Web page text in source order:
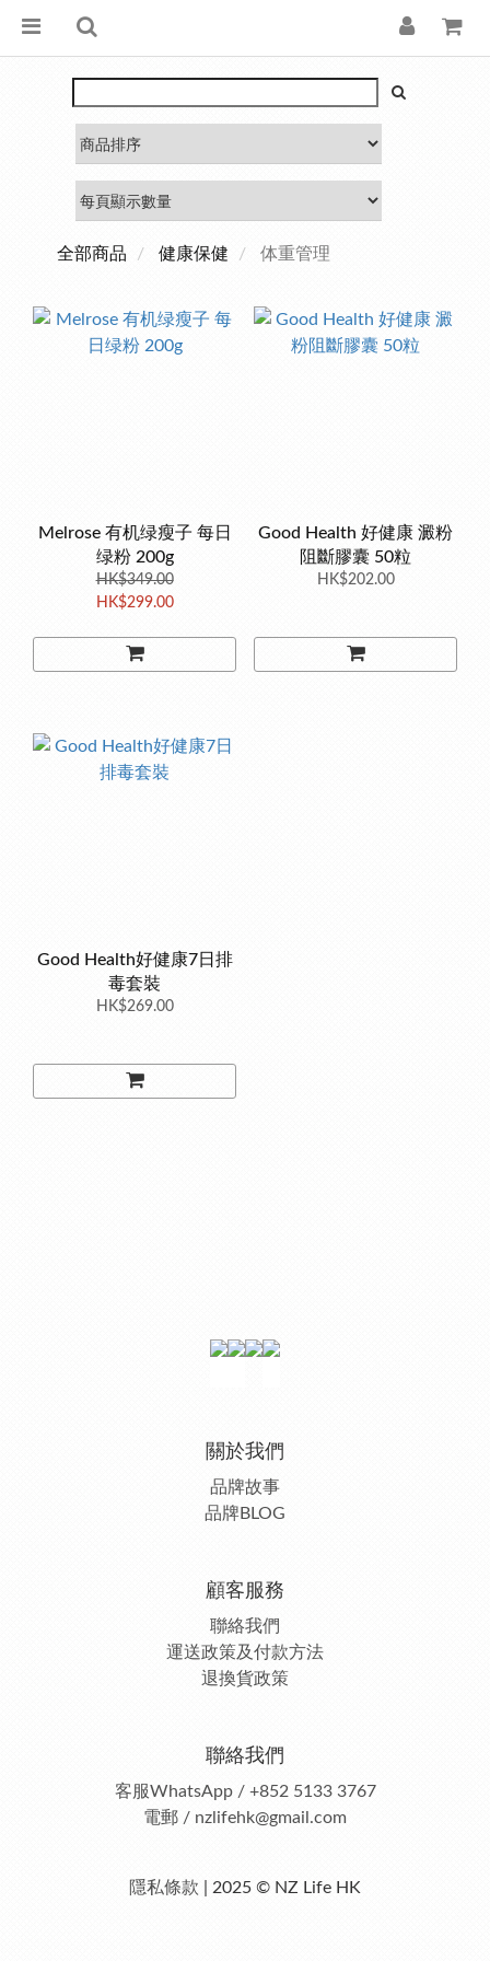
全部商品 健康保健 体重管理
Melrose 有机绿瘦子 每日
绿粉 200g
HK$349.00
HK$299.00
Good Health 好健康 澱粉
阻斷膠囊 50粒
HK$202.00
Good Health好健康7日排
毒套裝
HK$269.00
關於我們
品牌故事
品牌BLOG
顧客服務
聯絡我們
運送政策及付款方法
退換貨政策
聯絡我們
客服WhatsApp / +852 5133 3767
電郵 / nzlifehk@gmail.com
隱私條款 | 2025 © NZ Life HK